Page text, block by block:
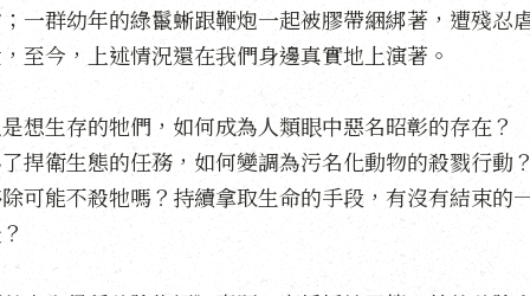
一群幼年的綠鬣蜥跟鞭炮一起被膠帶綑綁著，遭殘忍
至今，上述情況還在我們身邊真實地上演著。
想生存的牠們，如何成為人類眼中惡名昭彰的存在？
捍衛生態的任務，如何變調為污名化動物的殺戮行動
可能不殺牠嗎？持續拿取生命的手段，有沒有結束的